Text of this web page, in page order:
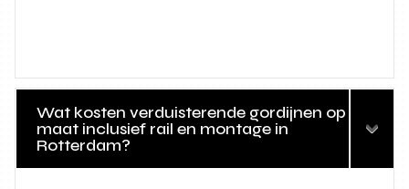
Wat kosten verduisterende gordijnen op
maat inclusief rail en montage in
Rotterdam?